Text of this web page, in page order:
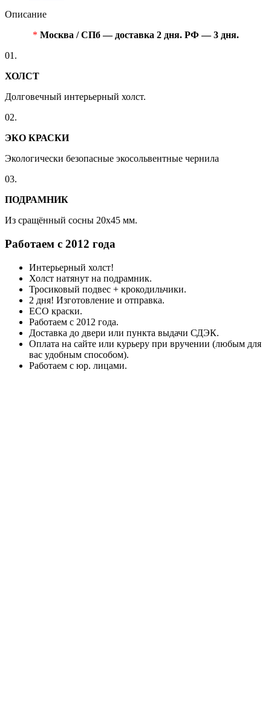
Описание
* Москва / СПб — доставка 2 дня. РФ — 3 дня.
01.
ХОЛСТ
Долговечный интерьерный холст.
02.
ЭКО КРАСКИ
Экологически безопасные экосольвентные чернила
03.
ПОДРАМНИК
Из сращённый сосны 20x45 мм.
Работаем с 2012 года
Интерьерный холст!
Холст натянут на подрамник.
Тросиковый подвес + крокодильчики.
2 дня! Изготовление и отправка.
ECO краски.
Работаем с 2012 года.
Доставка до двери или пункта выдачи СДЭК.
Оплата на сайте или курьеру при вручении (любым для
вас удобным способом).
Работаем с юр. лицами.